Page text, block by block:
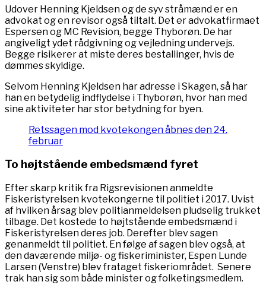
Udover Henning Kjeldsen og de syv stråmænd er en
advokat og en revisor også tiltalt. Det er advokatfirmaet
Espersen og MC Revision, begge Thyborøn. De har
angiveligt ydet rådgivning og vejledning undervejs.
Begge risikerer at miste deres bestallinger, hvis de
dømmes skyldige.
Selvom Henning Kjeldsen har adresse i Skagen, så har
han en betydelig indflydelse i Thyborøn, hvor han med
sine aktiviteter har stor betydning for byen.
Retssagen mod kvotekongen åbnes den 24.
februar
To højtstående embedsmænd fyret
Efter skarp kritik fra Rigsrevisionen anmeldte
Fiskeristyrelsen kvotekongerne til politiet i 2017. Uvist
af hvilken årsag blev politianmeldelsen pludselig trukket
tilbage. Det kostede to højtstående embedsmænd i
Fiskeristyrelsen deres job. Derefter blev sagen
genanmeldt til politiet. En følge af sagen blev også, at
den daværende miljø- og fiskeriminister, Espen Lunde
Larsen (Venstre) blev frataget fiskeriområdet. Senere
trak han sig som både minister og folketingsmedlem.